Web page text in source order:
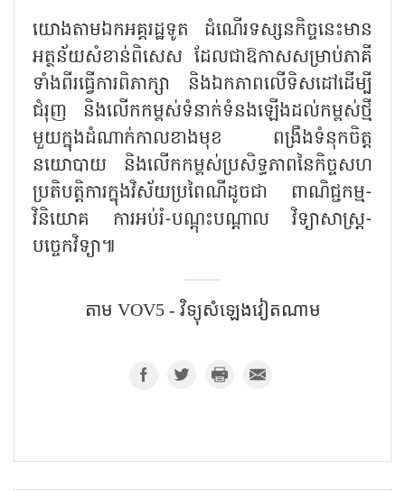
យោងតាមឯកអគ្គរដ្ឋទូត ដំណើរទស្សនកិច្ចនេះមាន
អត្ថន័យសំខាន់ពិសេស ដែលជាឱកាសសម្រាប់ភាគី
ទាំងពីរធ្វើការពិភាក្សា និងឯកភាពលើទិសដៅដើម្បី
ជំរុញ និងលើកកម្ពស់ទំនាក់ទំនងឡើងដល់កម្ពស់ថ្មី
មួយក្នុងដំណាក់កាលខាងមុខ ពង្រឹងទំនុកចិត្ត
នយោបាយ និងលើកកម្ពស់ប្រសិទ្ធភាពនៃកិច្ចសហ
ប្រតិបត្តិការក្នុងវិស័យប្រពៃណីដូចជា ពាណិជ្ជកម្ម-
វិនិយោគ ការអប់រំ-បណ្តុះបណ្តាល វិទ្យាសាស្ត្រ-
បច្ចេកវិទ្យា៕
តាម​ VOV5​ - វិទ្យុសំឡេងវៀតណាម​